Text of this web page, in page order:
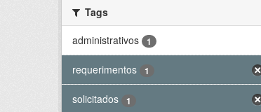
Tags
administrativos
1
requerimentos 1
solicitados 1